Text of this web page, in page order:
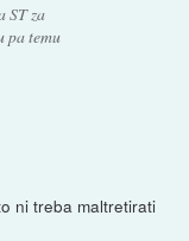
ST za
pa temu
ni treba maltretirati